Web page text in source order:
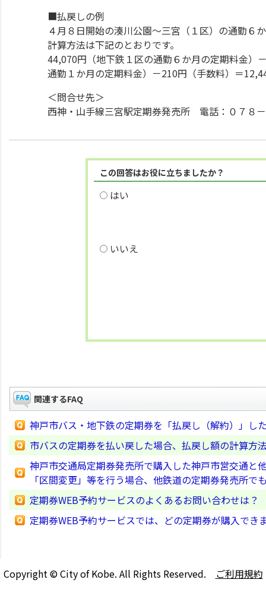
■払戻しの例
４月８日開始の湊川公園～三宮（１区）の通勤６
計算方法は下記のとおりです。
44,070円（地下鉄１区の通勤６か月の定期料金）
通勤１か月の定期料金）－210円（手数料）＝
＜問合せ先＞
西神・山手線三宮駅定期券発売所 電話：０７８
この回答はお役に立ちましたか？
はい
いいえ
関連するFAQ
神戸市バス・地下鉄の定期券を「払戻し（解約）」し
市バスの定期券を払い戻した場合、払戻し額の計算方
神戸市交通局定期券発売所で購入した神戸市営交通
「区間変更」等を行う場合、他鉄道の定期券発売所で
定期券WEB予約サービスのよくあるお問い合わせは？
定期券WEB予約サービスでは、どの定期券が購入でき
Copyright © City of Kobe. All Rights Reserved. ご利用規約